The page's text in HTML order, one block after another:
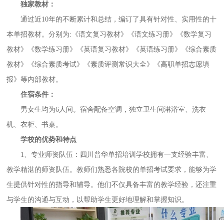
独家教材 ：
通过近10年的不断累计和总结，编订了具有针对性、实用性的十
本单招教材。分别为:《语文复习教材》《语文练习册》《数学复习
教材》《数学练习册》《英语复习教材》《英语练习册》《综合素质
教材》《综合素质考试》《素质评测常识大全》《高职单招志愿填
报》等内部教材。
住宿条件 ：
男女生均为6人间。宿舍配备空调，独立卫生间淋浴室、洗衣
机、衣柜、书桌。
学校的优势和特点
1、专业师资队伍 ： 四川普华单招培训学校拥有一支经验丰富、
教学精湛的师资队伍。教师们熟悉各院校的单招考试要求，能够为学
生提供针对性的指导和辅导。他们不仅具备丰富的教学经验，还注重
与学生的沟通与互动，以帮助学生更好地理解和掌握知识。